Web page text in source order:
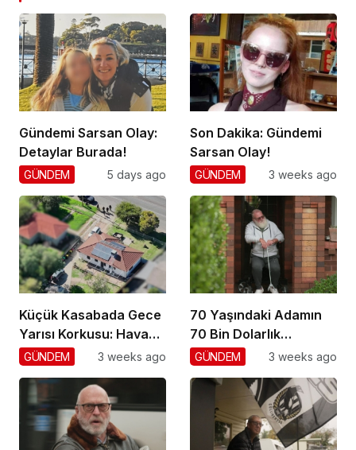
Gündemi Sarsan Olay:
Detaylar Burada!
GÜNDEM 5 days ago
Son Dakika: Gündemi
Sarsan Olay!
GÜNDEM 3 weeks ago
Küçük Kasabada Gece
Yarısı Korkusu: Hava
Gözetimi
GÜNDEM 3 weeks ago
70 Yaşındaki Adamın
70 Bin Dolarlık
Dolandırıcılığı
GÜNDEM 3 weeks ago